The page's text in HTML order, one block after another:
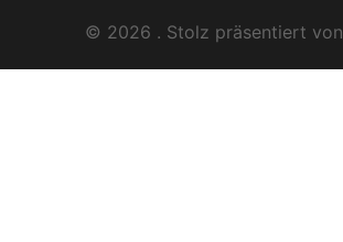
© 2026 . Stolz präsentiert von